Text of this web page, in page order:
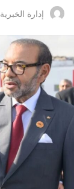
إدارة الخبرية